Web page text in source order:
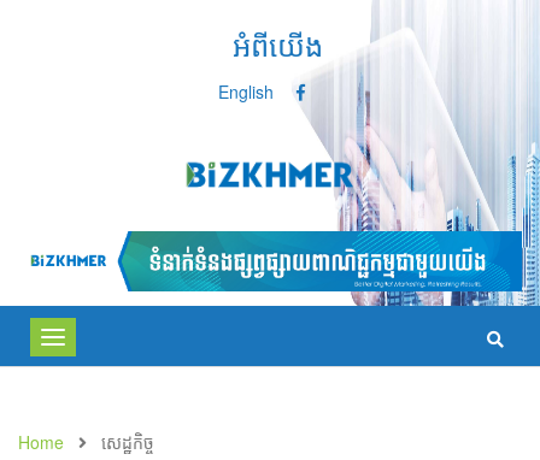
អំពីយើង
English
Toggle
navigation
Home សេដ្ឋកិច្ច